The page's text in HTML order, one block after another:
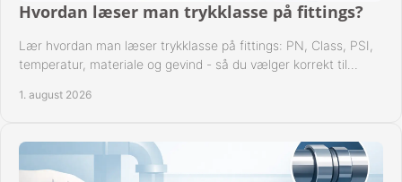
Hvordan læser man trykklasse på fittings?
Lær hvordan man læser trykklasse på fittings: PN, Class, PSI,
temperatur, materiale og gevind - så du vælger korrekt til
1. august 2026